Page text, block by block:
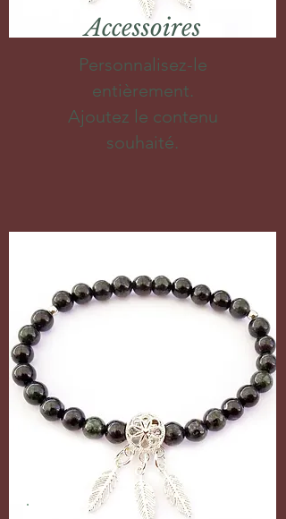
Accessoires
Personnalisez-le
entièrement.
Ajoutez le contenu
souhaité.